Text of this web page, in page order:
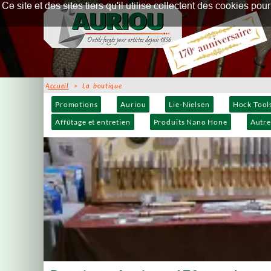
Promotions Auriou Lie-Nielsen Hock
Affûtage et entretien
Produits Nano Hone
Accueil > La boutique
Ce site et des sites tiers qu'il utilise collectent des cookies